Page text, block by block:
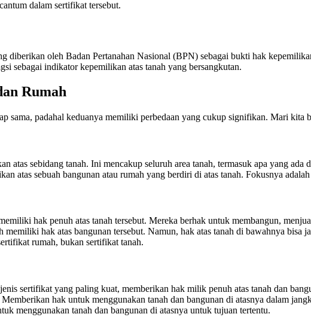
dalam sertifikat tersebut.
diberikan oleh Badan Pertanahan Nasional (BPN) sebagai bukti hak
sebagai indikator kepemilikan atas tanah yang bersangkutan.
Rumah
sama, padahal keduanya memiliki perbedaan yang cukup signifikan. Mari kita
atas sebidang tanah. Ini mencakup seluruh area tanah, termasuk apa yang ada
atas sebuah bangunan atau rumah yang berdiri di atas tanah. Fokusnya
hak penuh atas tanah tersebut. Mereka berhak untuk membangun,
hak atas bangunan tersebut. Namun, hak atas tanah di bawahnya
rumah, bukan sertifikat tanah.
sertifikat yang paling kuat, memberikan hak milik penuh atas tanah dan
hak untuk menggunakan tanah dan bangunan di atasnya dalam
menggunakan tanah dan bangunan di atasnya untuk tujuan tertentu.